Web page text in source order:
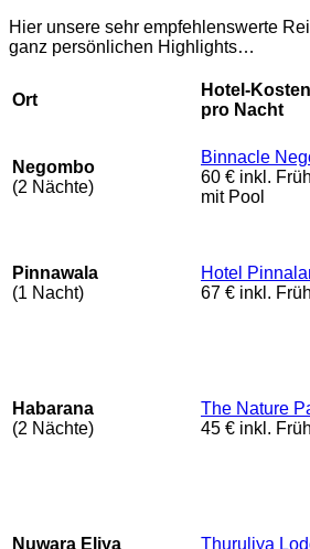
Hier unsere sehr empfehlenswerte
ganz persönlichen Highlights…
Ort
Hotel-K
pro Nacht
Negombo
(2 Nächte)
Binnacle
60 € inkl.
mit Pool
Pinnawala
(1 Nacht)
Hotel
67 € inkl.
Habarana
(2 Nächte)
The Nature
45 € inkl.
Nuwara Eliya Thuruliya